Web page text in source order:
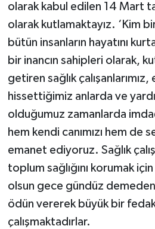
olarak kabul edilen 14 Mart
olarak kutlamaktayız. ‘Kim
bütün insanların hayatını
bir inancın sahipleri olarak,
getiren sağlık çalışanlarımız,
hissettiğimiz anlarda ve
olduğumuz zamanlarda
hem kendi canımızı hem de
emanet ediyoruz. Sağlık
toplum sağlığını korumak
olsun gece gündüz
ödün vererek büyük bir
çalışmaktadırlar.